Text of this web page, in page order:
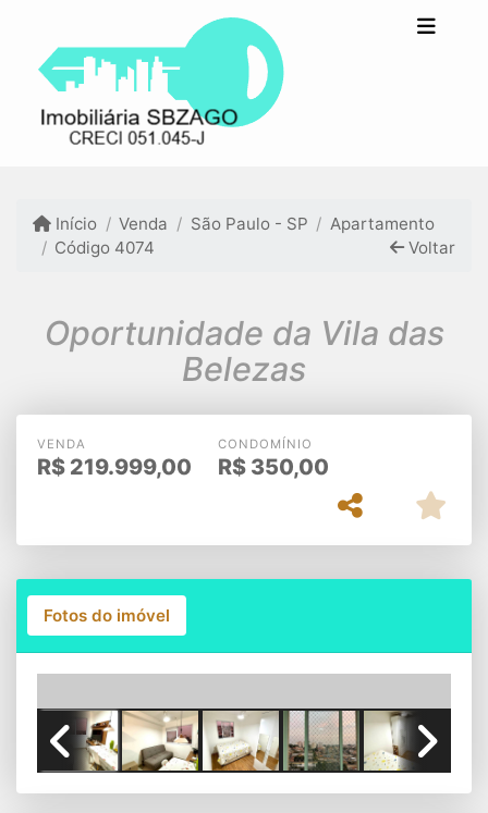
Início Venda São Paulo - SP
Apartamento
Código 4074
Voltar
Oportunidade da Vila das
Belezas
VENDA
R$ 219.999,00
CONDOMÍNIO
R$ 350,00
Fotos do imóvel
Previous Next